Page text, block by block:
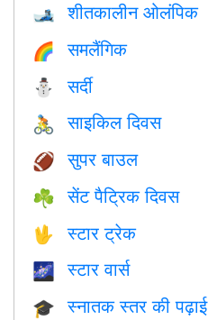
🎿 शीतकालीन ओलंपिक
🌈 समलैंगिक
⛄ सर्दी
🚴 साइकिल दिवस
🏈 सुपर बाउल
☘️ सेंट पैट्रिक दिवस
🖖 स्टार ट्रेक
🌌 स्टार वार्स
🎓 स्नातक स्तर की पढ़ाई